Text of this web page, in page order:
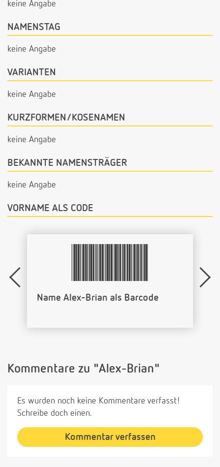
keine Angabe
NAMENSTAG
keine Angabe
VARIANTEN
keine Angabe
KURZFORMEN/KOSENAMEN
keine Angabe
BEKANNTE NAMENSTRÄGER
keine Angabe
VORNAME ALS CODE
Name Alex-Brian als Barcode
Kommentare zu "Alex-Brian"
Es wurden noch keine Kommentare verfasst!
Schreibe doch einen.
Kommentar verfassen